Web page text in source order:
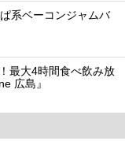
系ベーコンジャムバ
最大4時間食べ飲み放
広島』